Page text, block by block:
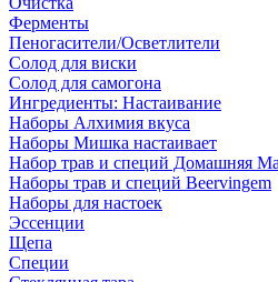
Ферменты
Пеногасители/Осветлители
Солод для виски
Солод для самогона
Ингредиенты: Настаивание
Наборы Алхимия вкуса
Наборы Мишка настаивает
Набор трав и специй Домашняя
Наборы трав и специй Beervingem
Наборы для настоек
Эссенции
Щепа
Специи